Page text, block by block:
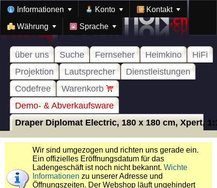
Informationen Konto Kontakt
Währung Sprache
über uns Suche Fernseher Heimkino
HiFi
Projektion
Lautsprecher
Dienstleistungen
Codefree
Warenkorb
Demo- & Abverkaufsware
Draper Diplomat Electric, 180 x 180 cm, Xpert,
Wir sind umgezogen und richten uns gerade ein.
Ein offizielles Eröffnungsdatum für das
Ladengeschäft ist noch nicht bekannt. Wichte
Informationen zu unserer Adresse und
Öffnungszeiten. Der Webshop läuft ungehindert